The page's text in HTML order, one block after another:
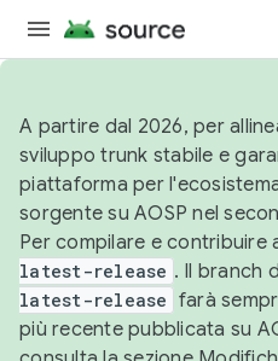
A partire dal 2026, per
sviluppo trunk stabile e
piattaforma per
sorgente su AOSP nel
Per compilare e contribuire
latest-release . Il branch
latest-release farà
più recente pubblicata su